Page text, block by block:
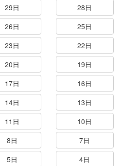
29日
28日
26日
25日
23日
22日
20日
19日
17日
16日
14日
13日
11日
10日
8日
7日
5日
4日